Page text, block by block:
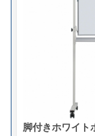
脚付きホワイ